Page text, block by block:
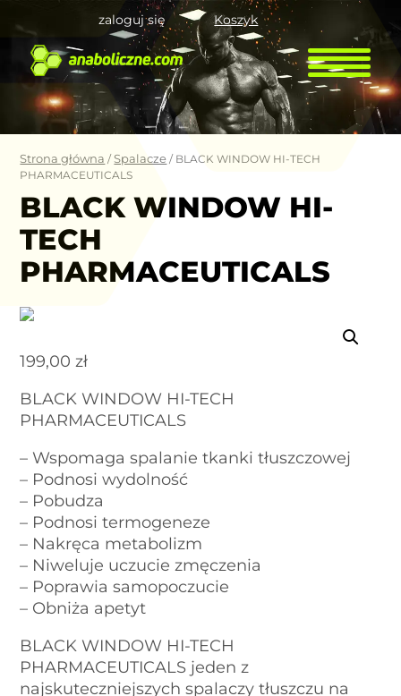
Koszyk
zaloguj się
Strona główna /Spalacze / BLACK WINDOW HI-TECH
PHARMACEUTICALS
BLACK WINDOW HI-
TECH
PHARMACEUTICALS
199,00zł
BLACK WINDOW HI-TECH
PHARMACEUTICALS
– Wspomaga spalanie tkanki tłuszczowej
– Podnosi wydolność
– Pobudza
– Podnosi termogeneze
– Nakręca metabolizm
– Niweluje uczucie zmęczenia
– Poprawia samopoczucie
– Obniża apetyt
BLACK WINDOW HI-TECH
PHARMACEUTICALS jeden z
najskuteczniejszych spalaczy tłuszczu na